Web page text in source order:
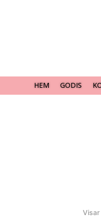
HEM GODIS